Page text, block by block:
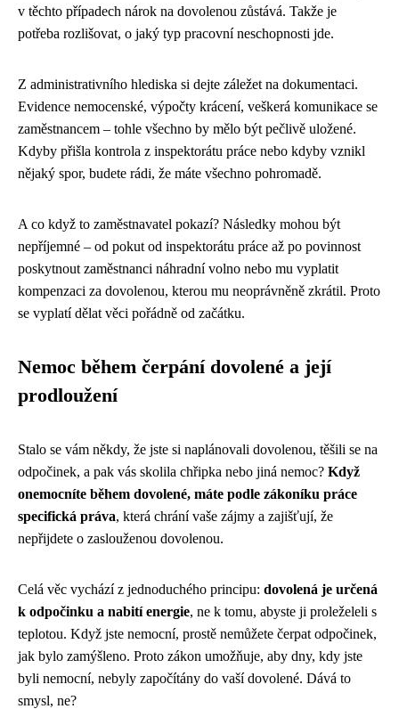
v těchto případech nárok na dovolenou zůstává. Takže je
potřeba rozlišovat, o jaký typ pracovní neschopnosti jde.
Z administrativního hlediska si dejte záležet na dokumentaci.
Evidence nemocenské, výpočty krácení, veškerá komunikace se
zaměstnancem – tohle všechno by mělo být pečlivě uložené.
Kdyby přišla kontrola z inspektorátu práce nebo kdyby vznikl
nějaký spor, budete rádi, že máte všechno pohromadě.
A co když to zaměstnavatel pokazí? Následky mohou být
nepříjemné – od pokut od inspektorátu práce až po povinnost
poskytnout zaměstnanci náhradní volno nebo mu vyplatit
kompenzaci za dovolenou, kterou mu neoprávněně zkrátil. Proto
se vyplatí dělat věci pořádně od začátku.
Nemoc během čerpání dovolené a její
prodloužení
Stalo se vám někdy, že jste si naplánovali dovolenou, těšili se na
odpočinek, a pak vás skolila chřipka nebo jiná nemoc? Když
onemocníte během dovolené, máte podle zákoníku práce
specifická práva, která chrání vaše zájmy a zajišťují, že
nepřijdete o zaslouženou dovolenou.
Celá věc vychází z jednoduchého principu: dovolená je určená
k odpočinku a nabití energie, ne k tomu, abyste ji proleželeli s
teplotou. Když jste nemocní, prostě nemůžete čerpat odpočinek,
jak bylo zamýšleno. Proto zákon umožňuje, aby dny, kdy jste
byli nemocní, nebyly započítány do vaší dovolené. Dává to
smysl, ne?